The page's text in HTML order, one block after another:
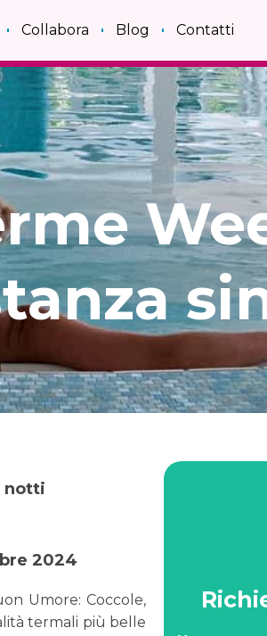
Collabora Blog Contatti
notti
2024
Umore: Coccole,
termali più belle